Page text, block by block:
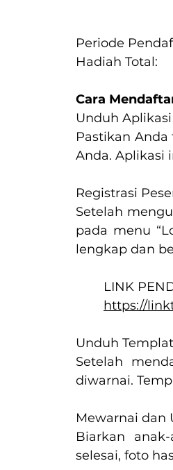
Cara
Unduh
Pastikan
Anda. Aplikasi
Registrasi
Setelah
pada menu
lengkap dan
LINK
https://
Unduh
Setelah
diwarnai.
Mewarnai dan
Biarkan
selesai, foto